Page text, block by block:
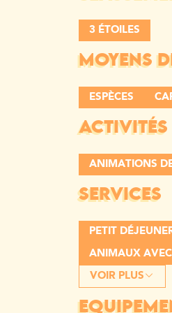
3 ÉTOILES
MOYENS
ESPÈCES
ACTIVITÉS
ANIMATIONS
SERVICES
PETIT
ANIMAUX
VOIR PLUS